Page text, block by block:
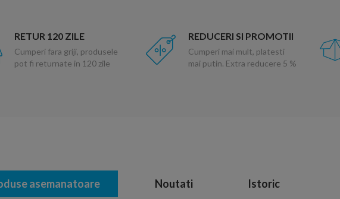
RETUR 120 ZILE
Cumperi fara griji, produsele
pot fi returnate in 120 zile
REDUCERI SI PROMOTII
Cumperi mai mult, platesti
mai putin. Extra reducere 5 %
asemanatoare Noutati Istoric